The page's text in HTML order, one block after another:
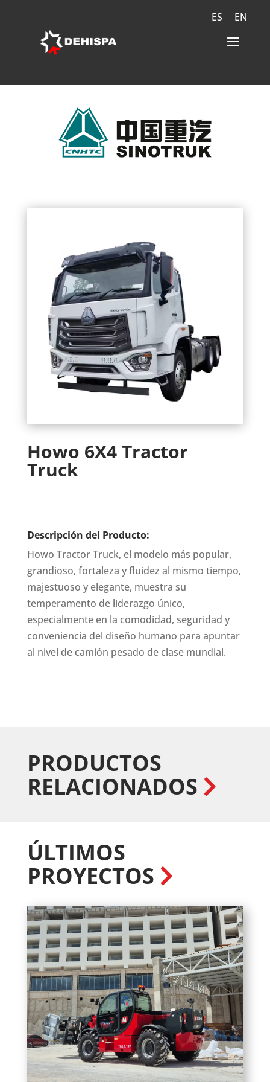
ES EN
Howo 6X4 Tractor
Truck
Descripción del Producto:
Howo Tractor Truck, el modelo más popular,
grandioso, fortaleza y fluidez al mismo tiempo,
majestuoso y elegante, muestra su
temperamento de liderazgo único,
especialmente en la comodidad, seguridad y
conveniencia del diseño humano para apuntar
al nivel de camión pesado de clase mundial.
PRODUCTOS
RELACIONADOS
ÚLTIMOS
PROYECTOS